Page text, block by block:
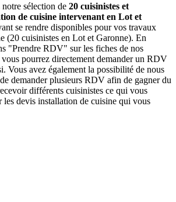
sélection de 20 cuisinistes et
de cuisine intervenant en Lot et
se rendre disponibles pour vos travaux
(20 cuisinistes en Lot et Garonne). En
"Prendre RDV" sur les fiches de nos
vous pourrez directement demander un RDV
Vous avez également la possibilité de nous
demander plusieurs RDV afin de gagner du
différents cuisinistes ce qui vous
les devis installation de cuisine qui vous